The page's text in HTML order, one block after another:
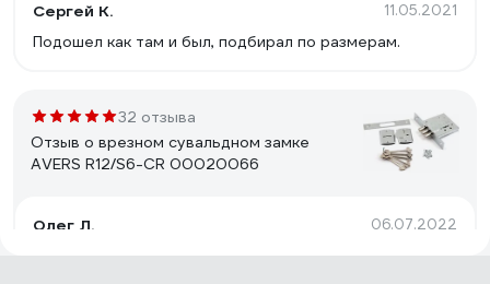
Сергей К. 11.05.2021
Подошел как там и был, подбирал по размерам.
32 отзыва
Отзыв о врезном сувальдном замке
AVERS R12/S6-CR 00020066
Олег Л. 06.07.2022
Недорогой, простой, небольшой замок, подходит для